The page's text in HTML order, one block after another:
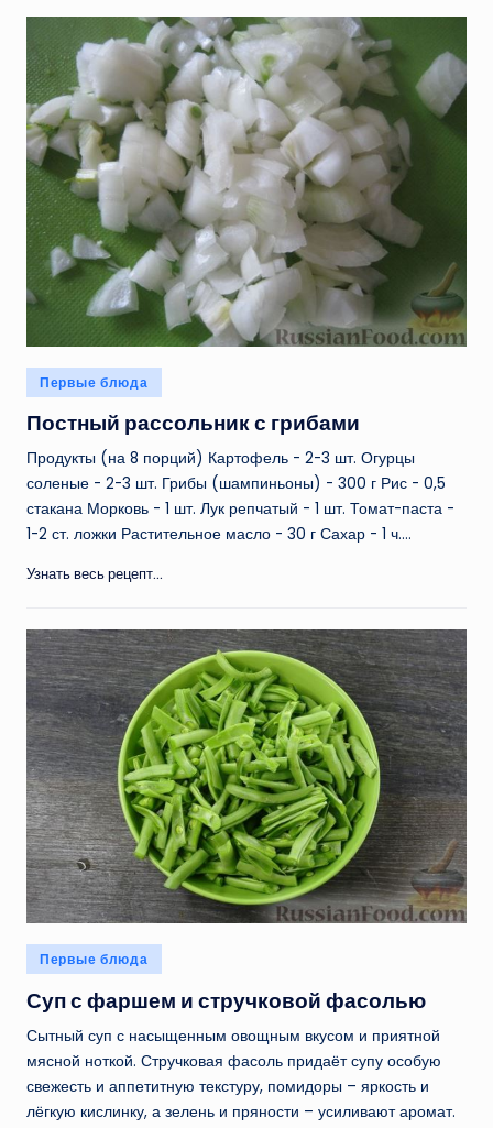
Опубликовано
в
Первые блюда
Постный рассольник с грибами
Продукты (на 8 порций) Картофель - 2-3 шт. Огурцы
соленые - 2-3 шт. Грибы (шампиньоны) - 300 г Рис - 0,5
стакана Морковь - 1 шт. Лук репчатый - 1 шт. Томат-паста -
1-2 ст. ложки Растительное масло - 30 г Сахар - 1 ч.…
Узнать весь рецепт...
Опубликовано
в
Первые блюда
Суп с фаршем и стручковой фасолью
Сытный суп с насыщенным овощным вкусом и приятной
мясной ноткой. Стручковая фасоль придаёт супу особую
свежесть и аппетитную текстуру, помидоры – яркость и
лёгкую кислинку, а зелень и пряности – усиливают аромат.